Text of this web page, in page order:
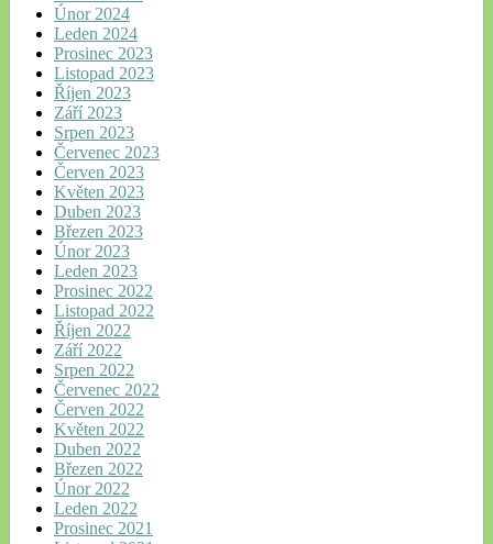
Únor 2024
Leden 2024
Prosinec 2023
Listopad 2023
Říjen 2023
Září 2023
Srpen 2023
Červenec 2023
Červen 2023
Květen 2023
Duben 2023
Březen 2023
Únor 2023
Leden 2023
Prosinec 2022
Listopad 2022
Říjen 2022
Září 2022
Srpen 2022
Červenec 2022
Červen 2022
Květen 2022
Duben 2022
Březen 2022
Únor 2022
Leden 2022
Prosinec 2021